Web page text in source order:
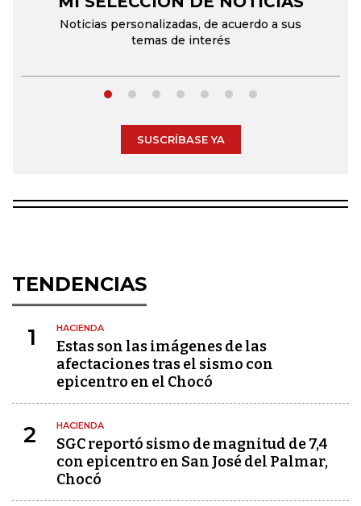
Noticias personalizadas, de acuerdo a sus
temas de interés
SUSCRÍBASE YA
TENDENCIAS
1 HACIENDA
Estas son las imágenes de las
afectaciones tras el sismo con
epicentro en el Chocó
2 HACIENDA
SGC reportó sismo de magnitud de 7,4
con epicentro en San José del Palmar,
Chocó